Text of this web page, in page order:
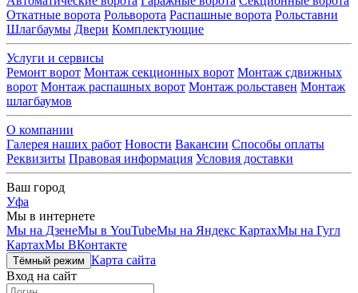
Откатные ворота Рольворота Распашные ворота Рольставни
Шлагбаумы Двери Комплектующие
Услуги и сервисы
Ремонт ворот Монтаж секционных ворот Монтаж сдвижных
ворот Монтаж распашных ворот Монтаж рольставен Монтаж
шлагбаумов
О компании
Галерея наших работ Новости Вакансии Способы оплаты
Реквизиты Правовая информация Условия доставки
Ваш город
Уфа
Мы в интернете
Мы на ДзенеМы в YouTubeМы на Яндекс КартахМы на Гугл
КартахМы ВКонтакте
Тёмный режим Карта сайта
Вход на сайт